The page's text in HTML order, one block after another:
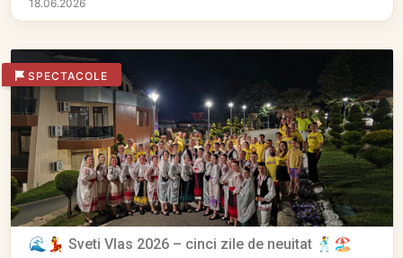
18.06.2026
SPECTACOLE
🌊💃 Sveti Vlas 2026 – cinci zile de neuitat 🕺🏖️